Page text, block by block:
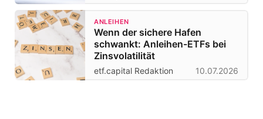
ANLEIHEN
Wenn der sichere Hafen
schwankt: Anleihen-ETFs bei
Zinsvolatilität
etf.capital Redaktion 10.07.2026